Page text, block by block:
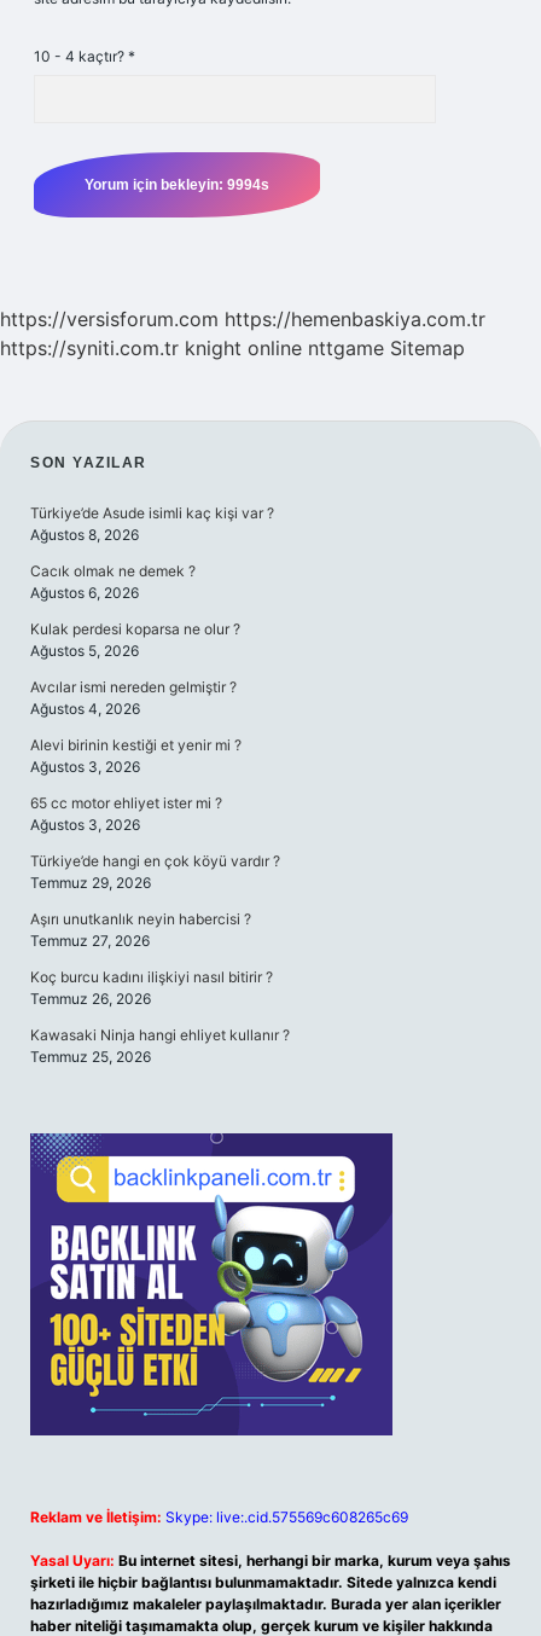
10 - 4 kaçtır? *
https://versisforum.com https://hemenbaskiya.com.tr
https://syniti.com.tr knight online nttgame Sitemap
SIDEBAR
SON YAZILAR
Türkiye’de Asude isimli kaç kişi var ?
Ağustos 8, 2026
Cacık olmak ne demek ?
Ağustos 6, 2026
Kulak perdesi koparsa ne olur ?
Ağustos 5, 2026
Avcılar ismi nereden gelmiştir ?
Ağustos 4, 2026
Alevi birinin kestiği et yenir mi ?
Ağustos 3, 2026
65 cc motor ehliyet ister mi ?
Ağustos 3, 2026
Türkiye’de hangi en çok köyü vardır ?
Temmuz 29, 2026
Aşırı unutkanlık neyin habercisi ?
Temmuz 27, 2026
Koç burcu kadını ilişkiyi nasıl bitirir ?
Temmuz 26, 2026
Kawasaki Ninja hangi ehliyet kullanır ?
Temmuz 25, 2026
Reklam ve İletişim: Skype: live:.cid.575569c608265c69
Yasal Uyarı: Bu internet sitesi, herhangi bir marka, kurum veya şahıs
şirketi ile hiçbir bağlantısı bulunmamaktadır. Sitede yalnızca kendi
hazırladığımız makaleler paylaşılmaktadır. Burada yer alan içerikler
haber niteliği taşımamakta olup, gerçek kurum ve kişiler hakkında